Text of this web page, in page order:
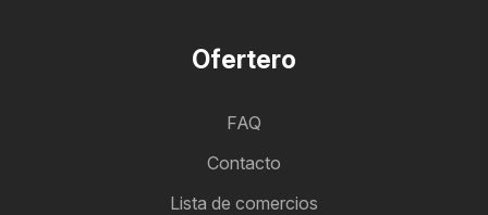
Ofertero
FAQ
Contacto
Lista de comercios